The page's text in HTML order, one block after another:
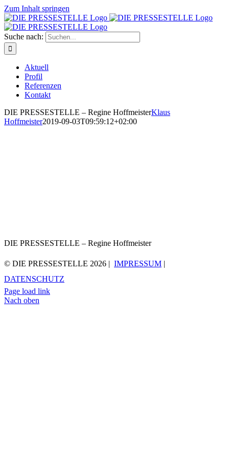
Zum Inhalt springen
Suche nach:
Aktuell
Profil
Referenzen
Kontakt
DIE PRESSESTELLE – Regine HoffmeisterKlaus
Hoffmeister2019-09-03T09:59:12+02:00
DIE PRESSESTELLE – Regine Hoffmeister
© DIE PRESSESTELLE 2026 | IMPRESSUM |
DATENSCHUTZ
Page load link
Nach oben